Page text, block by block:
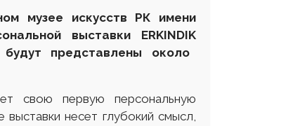
музее искусств РК имени
выставки ERKINDIK
будут представлены около
свою первую персональную
несет глубокий смысл,